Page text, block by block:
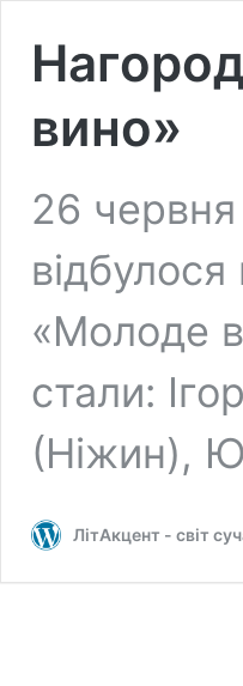
вино»
26
«Молоде
стали:
(Ніжин),
ЛітАкцент - світ